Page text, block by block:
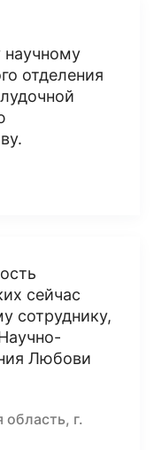
научному
отделения
сейчас
сотруднику,
Любови
г.